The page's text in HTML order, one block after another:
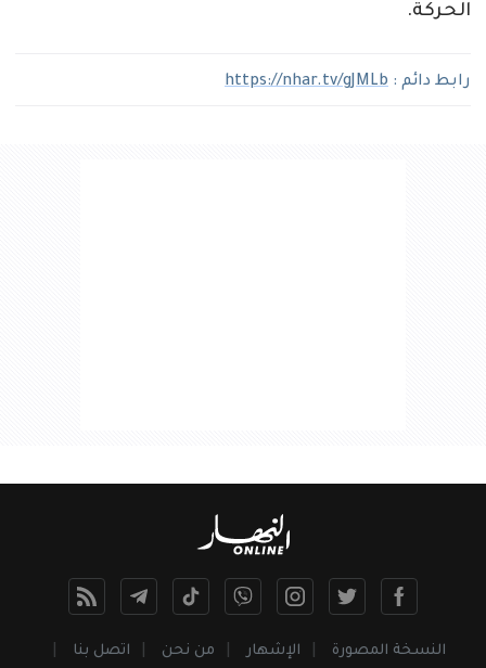
الحركة.
رابط دائم : https://nhar.tv/gJMLb
النسخة المصورة الإشهار من نحن اتصل بنا